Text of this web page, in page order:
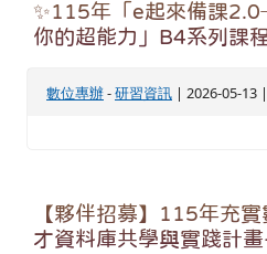
✨115年「e起來備課
你的超能力」B4系列課
數位專辦-研習資訊 | 2026-05-13
【夥伴招募】115年充
才資料庫共學與實踐計